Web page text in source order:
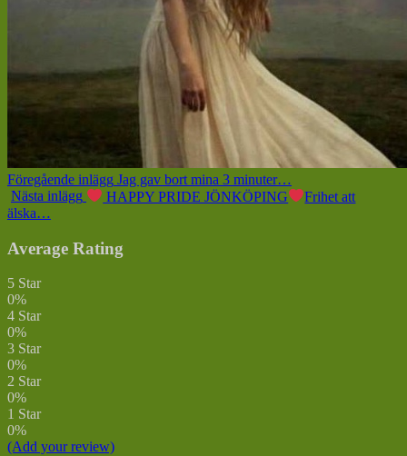
Föregående inlägg Jag gav bort mina 3 minuter…
Nästa inlägg
HAPPY PRIDE JÖNKÖPING
Frihet att
älska…
Average Rating
5 Star
0%
4 Star
0%
3 Star
0%
2 Star
0%
1 Star
0%
(Add your review)